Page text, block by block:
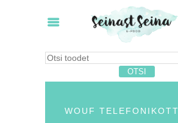
WOUF